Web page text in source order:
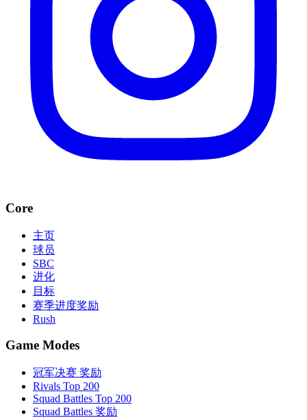
Core
主页
球员
SBC
进化
目标
赛季进度奖励
Rush
Game Modes
冠军决赛 奖励
Rivals Top 200
Squad Battles Top 200
Squad Battles 奖励